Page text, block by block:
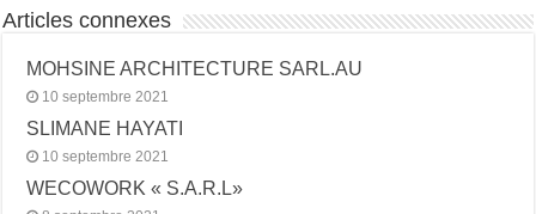
Articles connexes
MOHSINE ARCHITECTURE SARL.AU
10 septembre 2021
SLIMANE HAYATI
10 septembre 2021
WECOWORK « S.A.R.L»